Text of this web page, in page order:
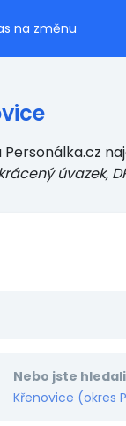
na změnu
Personálka.cz
úvazek,
Nebo jste
Křenovice (okres